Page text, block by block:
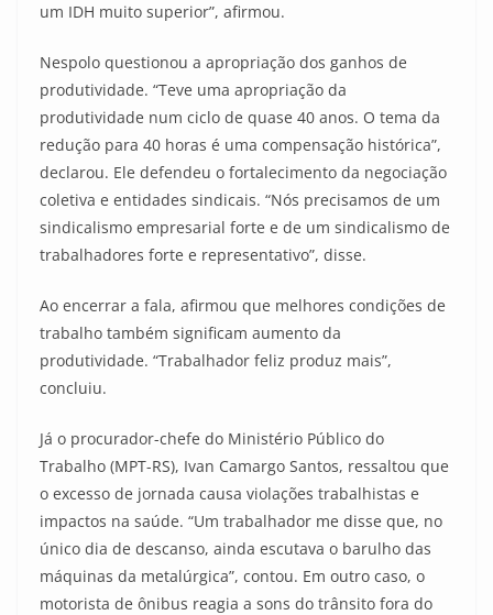
um IDH muito superior”, afirmou.
Nespolo questionou a apropriação dos ganhos de
produtividade. “Teve uma apropriação da
produtividade num ciclo de quase 40 anos. O tema da
redução para 40 horas é uma compensação histórica”,
declarou. Ele defendeu o fortalecimento da negociação
coletiva e entidades sindicais. “Nós precisamos de um
sindicalismo empresarial forte e de um sindicalismo de
trabalhadores forte e representativo”, disse.
Ao encerrar a fala, afirmou que melhores condições de
trabalho também significam aumento da
produtividade. “Trabalhador feliz produz mais”,
concluiu.
Já o procurador-chefe do Ministério Público do
Trabalho (MPT-RS), Ivan Camargo Santos, ressaltou que
o excesso de jornada causa violações trabalhistas e
impactos na saúde. “Um trabalhador me disse que, no
único dia de descanso, ainda escutava o barulho das
máquinas da metalúrgica”, contou. Em outro caso, o
motorista de ônibus reagia a sons do trânsito fora do